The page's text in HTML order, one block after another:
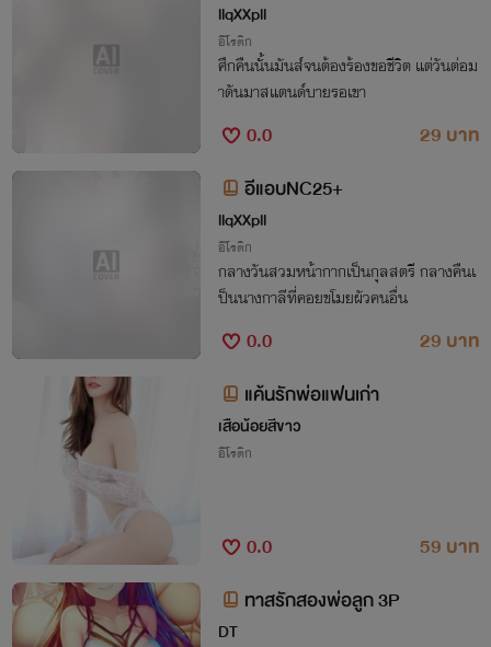
llqXXpll
อีโรติก
ศึกคืนนั้นมันส์จนต้องร้องขอชีวิต แต่วันต่อม
าดันมาสแตนด์บายรอเขา
0.0
29 บาท
อีแอบNC25+
llqXXpll
อีโรติก
กลางวันสวมหน้ากากเป็นกุลสตรี กลางคืนเ
ป็นนางกาลีที่คอยขโมยผัวคนอื่น
0.0
29 บาท
แค้นรักพ่อแฟนเก่า
เสือน้อยสีขาว
อีโรติก
0.0
59 บาท
ทาสรักสองพ่อลูก 3P
DT